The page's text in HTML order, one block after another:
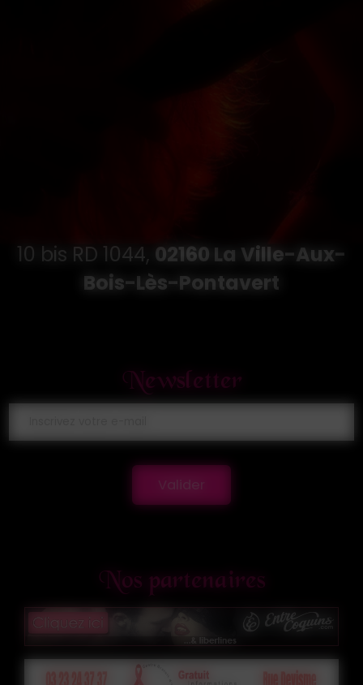
10 bis RD 1044, 02160 La Ville-Aux-
Bois-Lès-Pontavert
Newsletter
Valider
Nos partenaires